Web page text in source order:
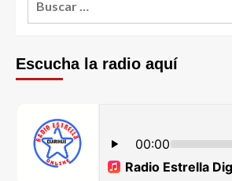
Escucha la radio aquí